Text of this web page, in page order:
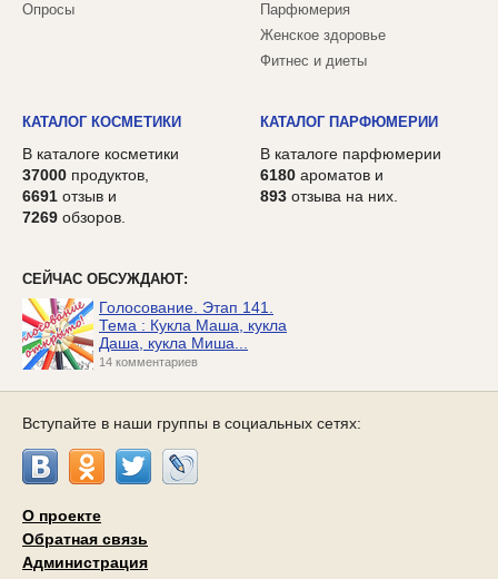
Опросы
Парфюмерия
Женское здоровье
Фитнес и диеты
КАТАЛОГ КОСМЕТИКИ
В каталоге косметики
37000 продуктов,
6691 отзыв и
7269 обзоров.
КАТАЛОГ ПАРФЮМЕРИИ
В каталоге парфюмерии
6180 ароматов и
893 отзыва на них.
СЕЙЧАС ОБСУЖДАЮТ:
Голосование. Этап 141.
Тема : Кукла Маша, кукла
Даша, кукла Миша...
14 комментариев
Вступайте в наши группы в социальных сетях:
О проекте
Обратная связь
Администрация